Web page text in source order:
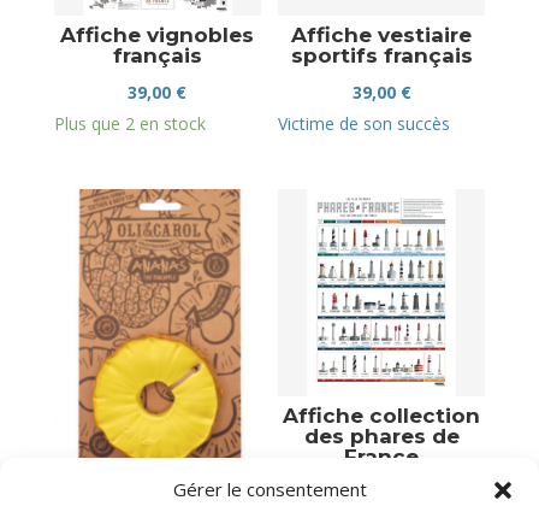
Gérer le consentement
Affiche vignobles
français
39,00 €
Plus que 2 en stock
Affiche vestiaire
sportifs français
39,00 €
Victime de son succès
Ananas
Affiche collection
des phares de
France
39,00